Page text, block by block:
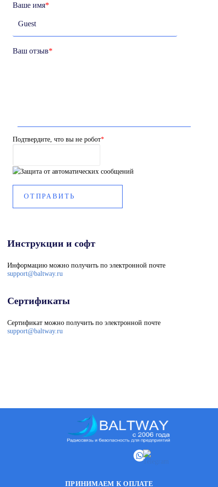
Ваше имя*
Ваш отзыв*
Подтвердите, что вы не робот*
Инструкции и софт
Информацию можно получить по электронной почте
support@baltway.ru
Сертификаты
Сертификат можно получить по электронной почте
support@baltway.ru
ПРИНИМАЕМ К ОПЛАТЕ